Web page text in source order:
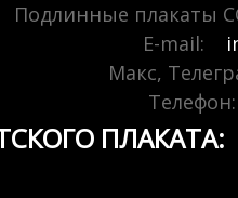
Подлинные плакаты
E-mail:
Макс,
Телефон:
ПЛАКАТА: